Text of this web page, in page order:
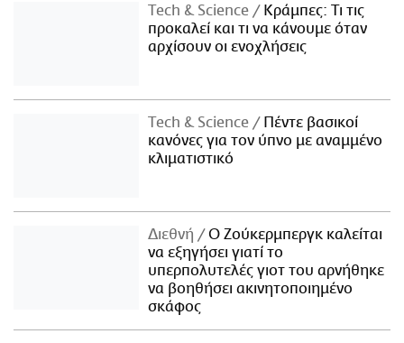
Τech & Science
Κράμπες: Τι τις
προκαλεί και τι να κάνουμε όταν
αρχίσουν οι ενοχλήσεις
Τech & Science
Πέντε βασικοί
κανόνες για τον ύπνο με αναμμένο
κλιματιστικό
Διεθνή
Ο Ζούκερμπεργκ καλείται
να εξηγήσει γιατί το
υπερπολυτελές γιοτ του αρνήθηκε
να βοηθήσει ακινητοποιημένο
σκάφος